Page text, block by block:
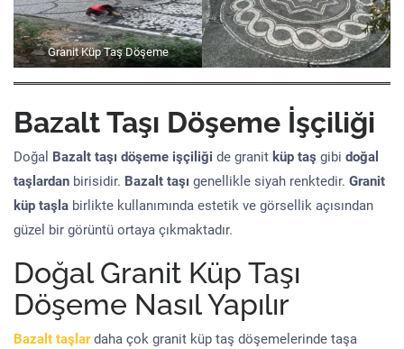
Granit Küp Taş Döşeme
Bazalt Taşı Döşeme İşçiliği
Doğal Bazalt taşı döşeme işçiliği de granit küp taş gibi doğal
taşlardan birisidir. Bazalt taşı genellikle siyah renktedir. Granit
küp taşla birlikte kullanımında estetik ve görsellik açısından
güzel bir görüntü ortaya çıkmaktadır.
Doğal Granit Küp Taşı
Döşeme Nasıl Yapılır
Bazalt taşlardaha çok granit küp taş döşemelerinde taşa